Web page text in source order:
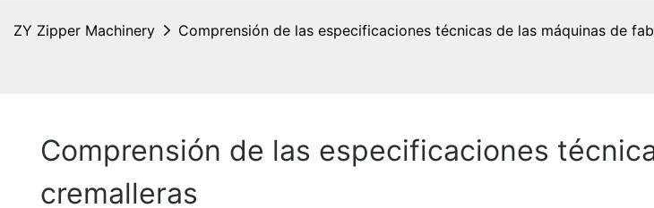
ZY Zipper Machinery Comprensión de las especificaciones técnicas de las máquinas de
Comprensión de las especificaciones
cremalleras